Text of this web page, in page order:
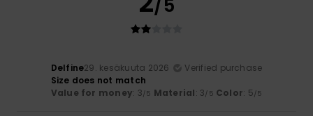
/5
Delfine29. kesäkuuta 2026
Verified purchase
Size does not match
Value for money: 3/5 Material: 3/5 Color: 5/5